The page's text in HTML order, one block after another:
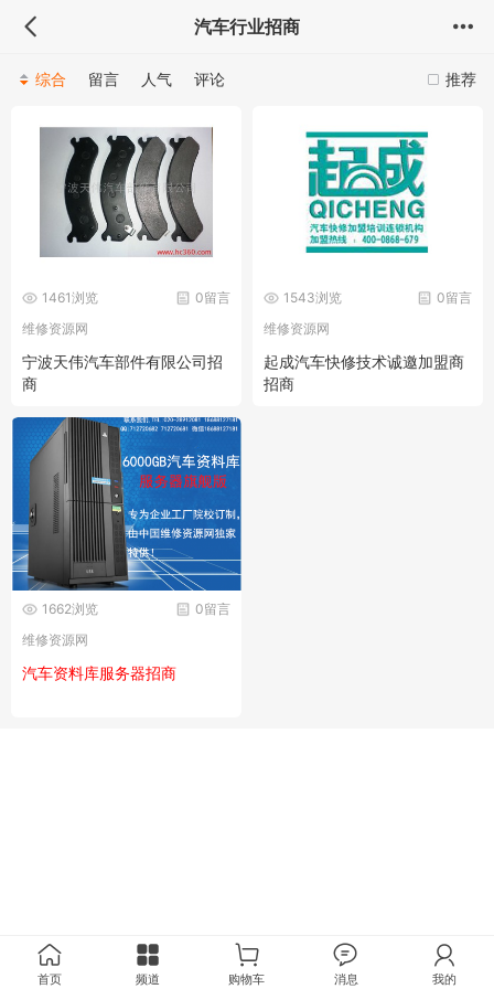
汽车行业招商
推荐
综合 留言 人气 评论
0留言
1461浏览
维修资源网
宁波天伟汽车部件有限公司招
商
0留言
1543浏览
维修资源网
起成汽车快修技术诚邀加盟商
招商
0留言
1662浏览
维修资源网
汽车资料库服务器招商
首页 频道 购物车 消息 我的